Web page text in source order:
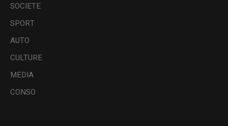
SOCIETE
SPORT
AUTO
CULTURE
MEDIA
CONSO